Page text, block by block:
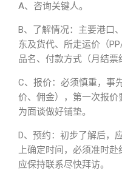
A、咨询关键人。
B、了解情况：主要港口
东及货代、所走运价（
品名、付款方式（月结票
C、报价：必须慎重，事
价、佣金），第一次报价
为面谈做好铺垫。
D、预约：初步了解后，
上确定时间，必须准时
应保持联系尽快拜访。